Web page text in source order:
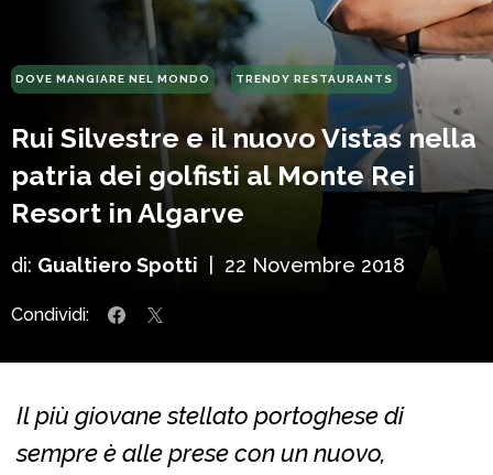
DOVE MANGIARE NEL MONDO TRENDY RESTAURANTS
Rui Silvestre e il nuovo Vistas nella
patria dei golfisti al Monte Rei
Resort in Algarve
di: Gualtiero Spotti 22 Novembre 2018
Condividi:
Il più giovane stellato portoghese di
sempre è alle prese con un nuovo,